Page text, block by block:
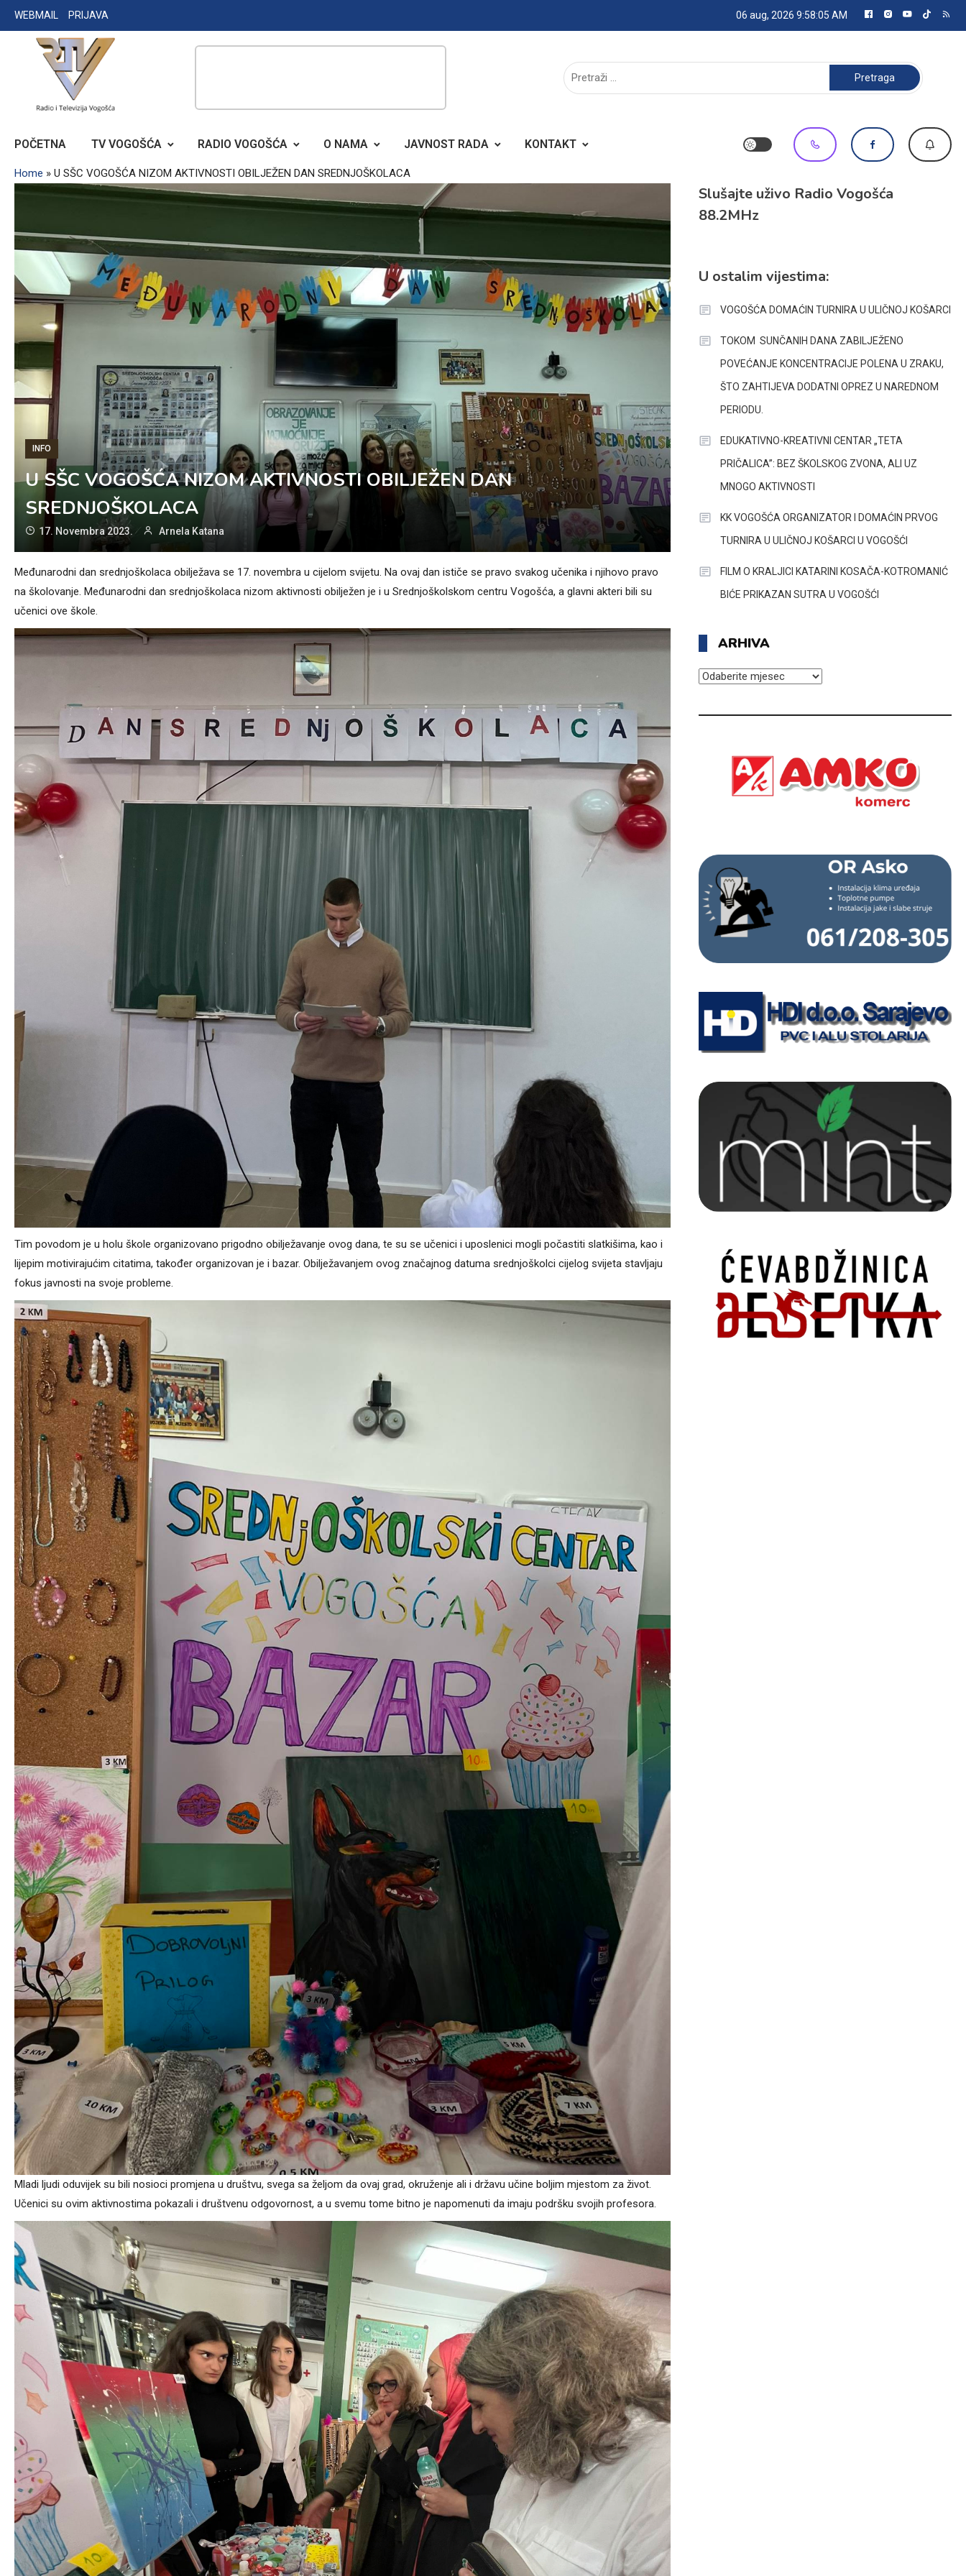
Skip
to
WEBMAIL PRIJAVA 06 aug, 2026 9:58:07 AM
RADIO TELEVIZIJA VOGOŠĆA
Pretraga:
POČETNA TV VOGOŠĆA RADIO VOGOŠĆA O NAMA JAVNOST RADA KONTAKT
Home » U SŠC VOGOŠĆA NIZOM AKTIVNOSTI OBILJEŽEN DAN SREDNJOŠKOLACA
INFO
U SŠC VOGOŠĆA NIZOM AKTIVNOSTI OBILJEŽEN DAN
SREDNJOŠKOLACA
17. Novembra 2023. Arnela Katana
Međunarodni dan srednjoškolaca obilježava se 17. novembra u cijelom svijetu. Na ovaj dan ističe se pravo svakog učenika i njihovo pravo
na školovanje. Međunarodni dan srednjoškolaca nizom aktivnosti obilježen je i u Srednjoškolskom centru Vogošća, a glavni akteri bili su
učenici ove škole.
Tim povodom je u holu škole organizovano prigodno obilježavanje ovog dana, te su se učenici i uposlenici mogli počastiti slatkišima, kao i
lijepim motivirajućim citatima, također organizovan je i bazar. Obilježavanjem ovog značajnog datuma srednjoškolci cijelog svijeta stavljaju
fokus javnosti na svoje probleme.
Mladi ljudi oduvijek su bili nosioci promjena u društvu, svega sa željom da ovaj grad, okruženje ali i državu učine boljim mjestom za život.
Učenici su ovim aktivnostima pokazali i društvenu odgovornost, a u svemu tome bitno je napomenuti da imaju podršku svojih profesora.
Slušajte uživo Radio Vogošća
88.2MHz
U ostalim vijestima:
VOGOŠĆA DOMAĆIN TURNIRA U ULIČNOJ KOŠARCI
TOKOM SUNČANIH DANA ZABILJEŽENO
POVEĆANJE KONCENTRACIJE POLENA U ZRAKU,
ŠTO ZAHTIJEVA DODATNI OPREZ U NAREDNOM
PERIODU.
EDUKATIVNO-KREATIVNI CENTAR „TETA
PRIČALICA”: BEZ ŠKOLSKOG ZVONA, ALI UZ
MNOGO AKTIVNOSTI
KK VOGOŠĆA ORGANIZATOR I DOMAĆIN PRVOG
TURNIRA U ULIČNOJ KOŠARCI U VOGOŠĆI
FILM O KRALJICI KATARINI KOSAČA-KOTROMANIĆ
BIĆE PRIKAZAN SUTRA U VOGOŠĆI
ARHIVA
ARHIVA